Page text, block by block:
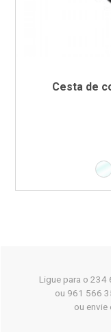
Cesta de
Ligue para o 234
ou 961 566
ou envie